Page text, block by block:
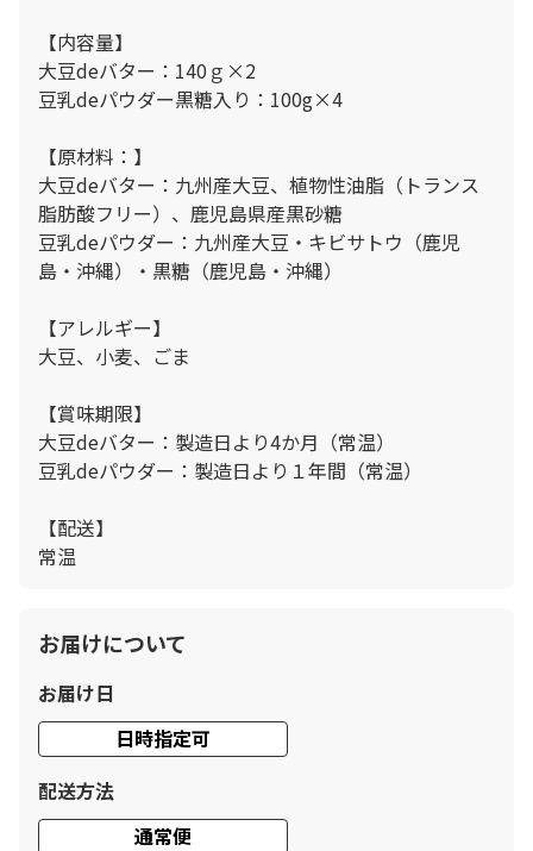
【内容量】
大豆deバター：140ｇ×2
豆乳deパウダー黒糖入り：100g×4
【原材料：】
大豆deバター：九州産大豆、植物性油脂（トランス
脂肪酸フリー）、鹿児島県産黒砂糖
豆乳deパウダー：九州産大豆・キビサトウ（鹿児
島・沖縄）・黒糖（鹿児島・沖縄）
【アレルギー】
大豆、小麦、ごま
【賞味期限】
大豆deバター：製造日より4か月（常温）
豆乳deパウダー：製造日より１年間（常温）
【配送】
常温
お届けについて
お届け日
日時指定可
配送方法
通常便